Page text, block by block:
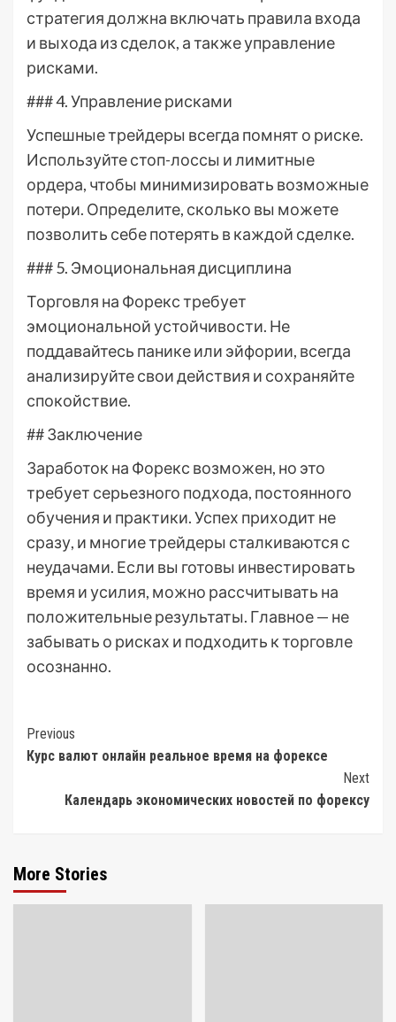
стратегия должна включать правила входа
и выхода из сделок, а также управление
рисками.
### 4. Управление рисками
Успешные трейдеры всегда помнят о риске.
Используйте стоп-лоссы и лимитные
ордера, чтобы минимизировать возможные
потери. Определите, сколько вы можете
позволить себе потерять в каждой сделке.
### 5. Эмоциональная дисциплина
Торговля на Форекс требует
эмоциональной устойчивости. Не
поддавайтесь панике или эйфории, всегда
анализируйте свои действия и сохраняйте
спокойствие.
## Заключение
Заработок на Форекс возможен, но это
требует серьезного подхода, постоянного
обучения и практики. Успех приходит не
сразу, и многие трейдеры сталкиваются с
неудачами. Если вы готовы инвестировать
время и усилия, можно рассчитывать на
положительные результаты. Главное — не
забывать о рисках и подходить к торговле
осознанно.
Post
Navigation
Previous
Курс валют онлайн реальное время на форексе
Next
Календарь экономических новостей по форексу
More Stories